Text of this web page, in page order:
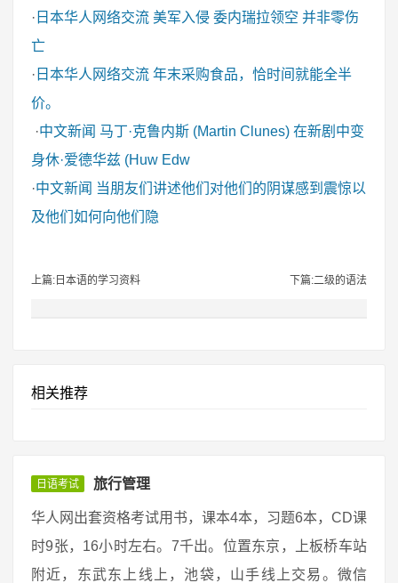
· 日本华人网络交流 美军入侵 委内瑞拉领空 并非零伤
亡
· 日本华人网络交流 年末采购食品，恰时间就能全半
价。
·中文新闻 马丁·克鲁内斯 (Martin Clunes) 在新剧中变
身休·爱德华兹 (Huw Edw
·中文新闻 当朋友们讲述他们对他们的阴谋感到震惊以
及他们如何向他们隐
上篇:日本语的学习资料 下篇:二级的语法
相关推荐
日语考试 旅行管理
华人网出套资格考试用书，课本4本，习题6本，CD课
时9张，16小时左右。7千出。位置东京，上板桥车站
附近，东武东上线上，池袋，山手线上交易。微信